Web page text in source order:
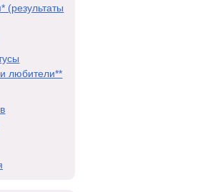
любители**